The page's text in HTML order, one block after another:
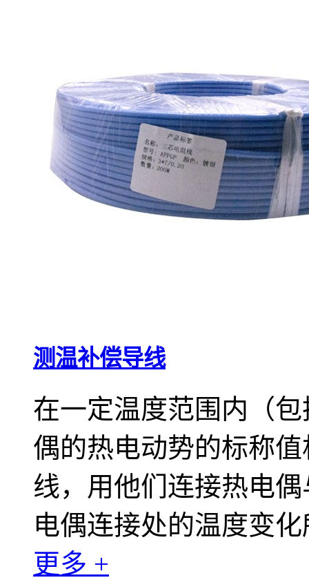
测温补偿导线
在一定温度范围内（
偶的热电动势的标称
线，用他们连接热电
电偶连接处的温度变
更多 +